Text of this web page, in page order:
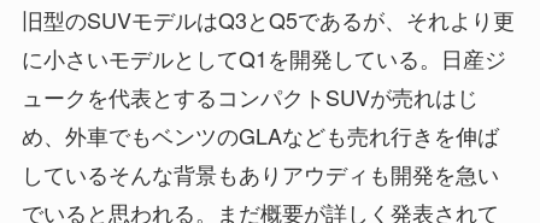
旧型のSUVモデルはQ3とQ5であるが、それより更
に小さいモデルとしてQ1を開発している。日産ジ
ュークを代表とするコンパクトSUVが売れはじ
め、外車でもベンツのGLAなども売れ行きを伸ば
しているそんな背景もありアウディも開発を急い
でいると思われる。まだ概要が詳しく発表されて